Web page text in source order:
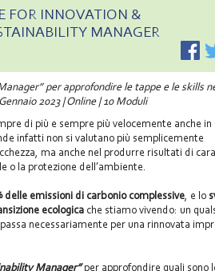
FOR INNOVATION &
MANAGER
per approfondire le tappe e le skills
2023 | Online | 10 Moduli
di più e sempre più velocemente anche
infatti non si valutano più semplicemente
ma anche nel produrre risultati di
o la protezione dell’ambiente.
delle emissioni di carbonio complessive, e lo
ecologica che stiamo vivendo: un
necessariamente per una rinnovata
Manager”per approfondire quali sono